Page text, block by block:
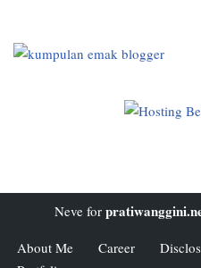
Neve for
About Me Career